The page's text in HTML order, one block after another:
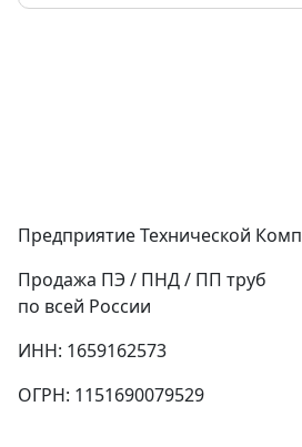
Предприятие Технической
Продажа ПЭ / ПНД / ПП труб
по всей России
ИНН: 1659162573
ОГРН: 1151690079529